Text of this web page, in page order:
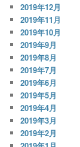
2019年12月
2019年11月
2019年10月
2019年9月
2019年8月
2019年7月
2019年6月
2019年5月
2019年4月
2019年3月
2019年2月